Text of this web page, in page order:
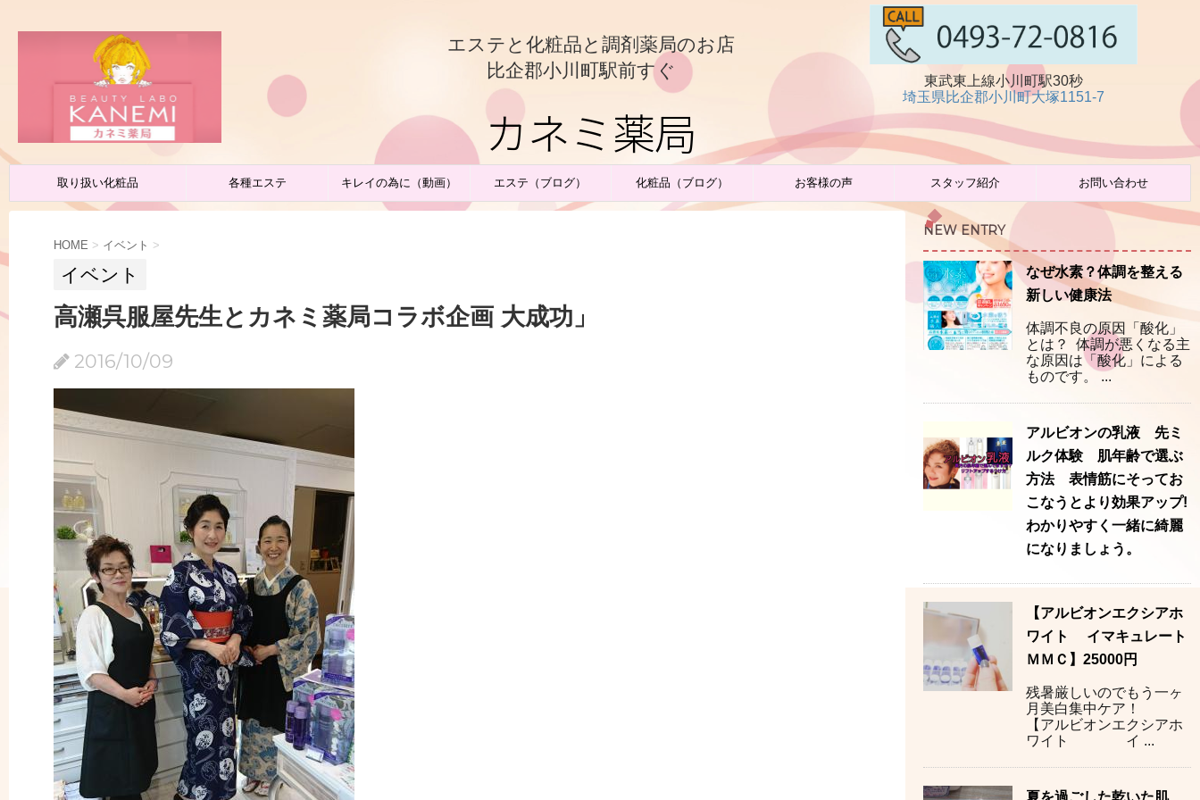
エステと化粧品と調剤薬局のお店
比企郡小川町駅前すぐ
カネミ薬局
東武東上線小川町駅30秒
埼玉県比企郡小川町大塚1151-7
取り扱い化粧品 各種エステ キレイの為に（動画） エステ（ブログ） 化粧品（ブログ） お客様の声 スタッフ紹介 お問い合わせ
HOME > イベント >
イベント
高瀬呉服屋先生とカネミ薬局コラボ企画 大成功」
2016/10/09
NEW ENTRY
なぜ水素？体調を整える
新しい健康法
体調不良の原因「酸化」
とは？ 体調が悪くなる主
な原因は「酸化」による
ものです。 ...
アルビオンの乳液 先ミ
ルク体験 肌年齢で選ぶ
方法 表情筋にそってお
こなうとより効果アップ!
わかりやすく一緒に綺麗
になりましょう。
【アルビオンエクシアホ
ワイト イマキュレート
ＭＭＣ】25000円
残暑厳しいのでもう一ヶ
月美白集中ケア！
【アルビオンエクシアホ
ワイト イ ...
夏を過ごした乾いた肌